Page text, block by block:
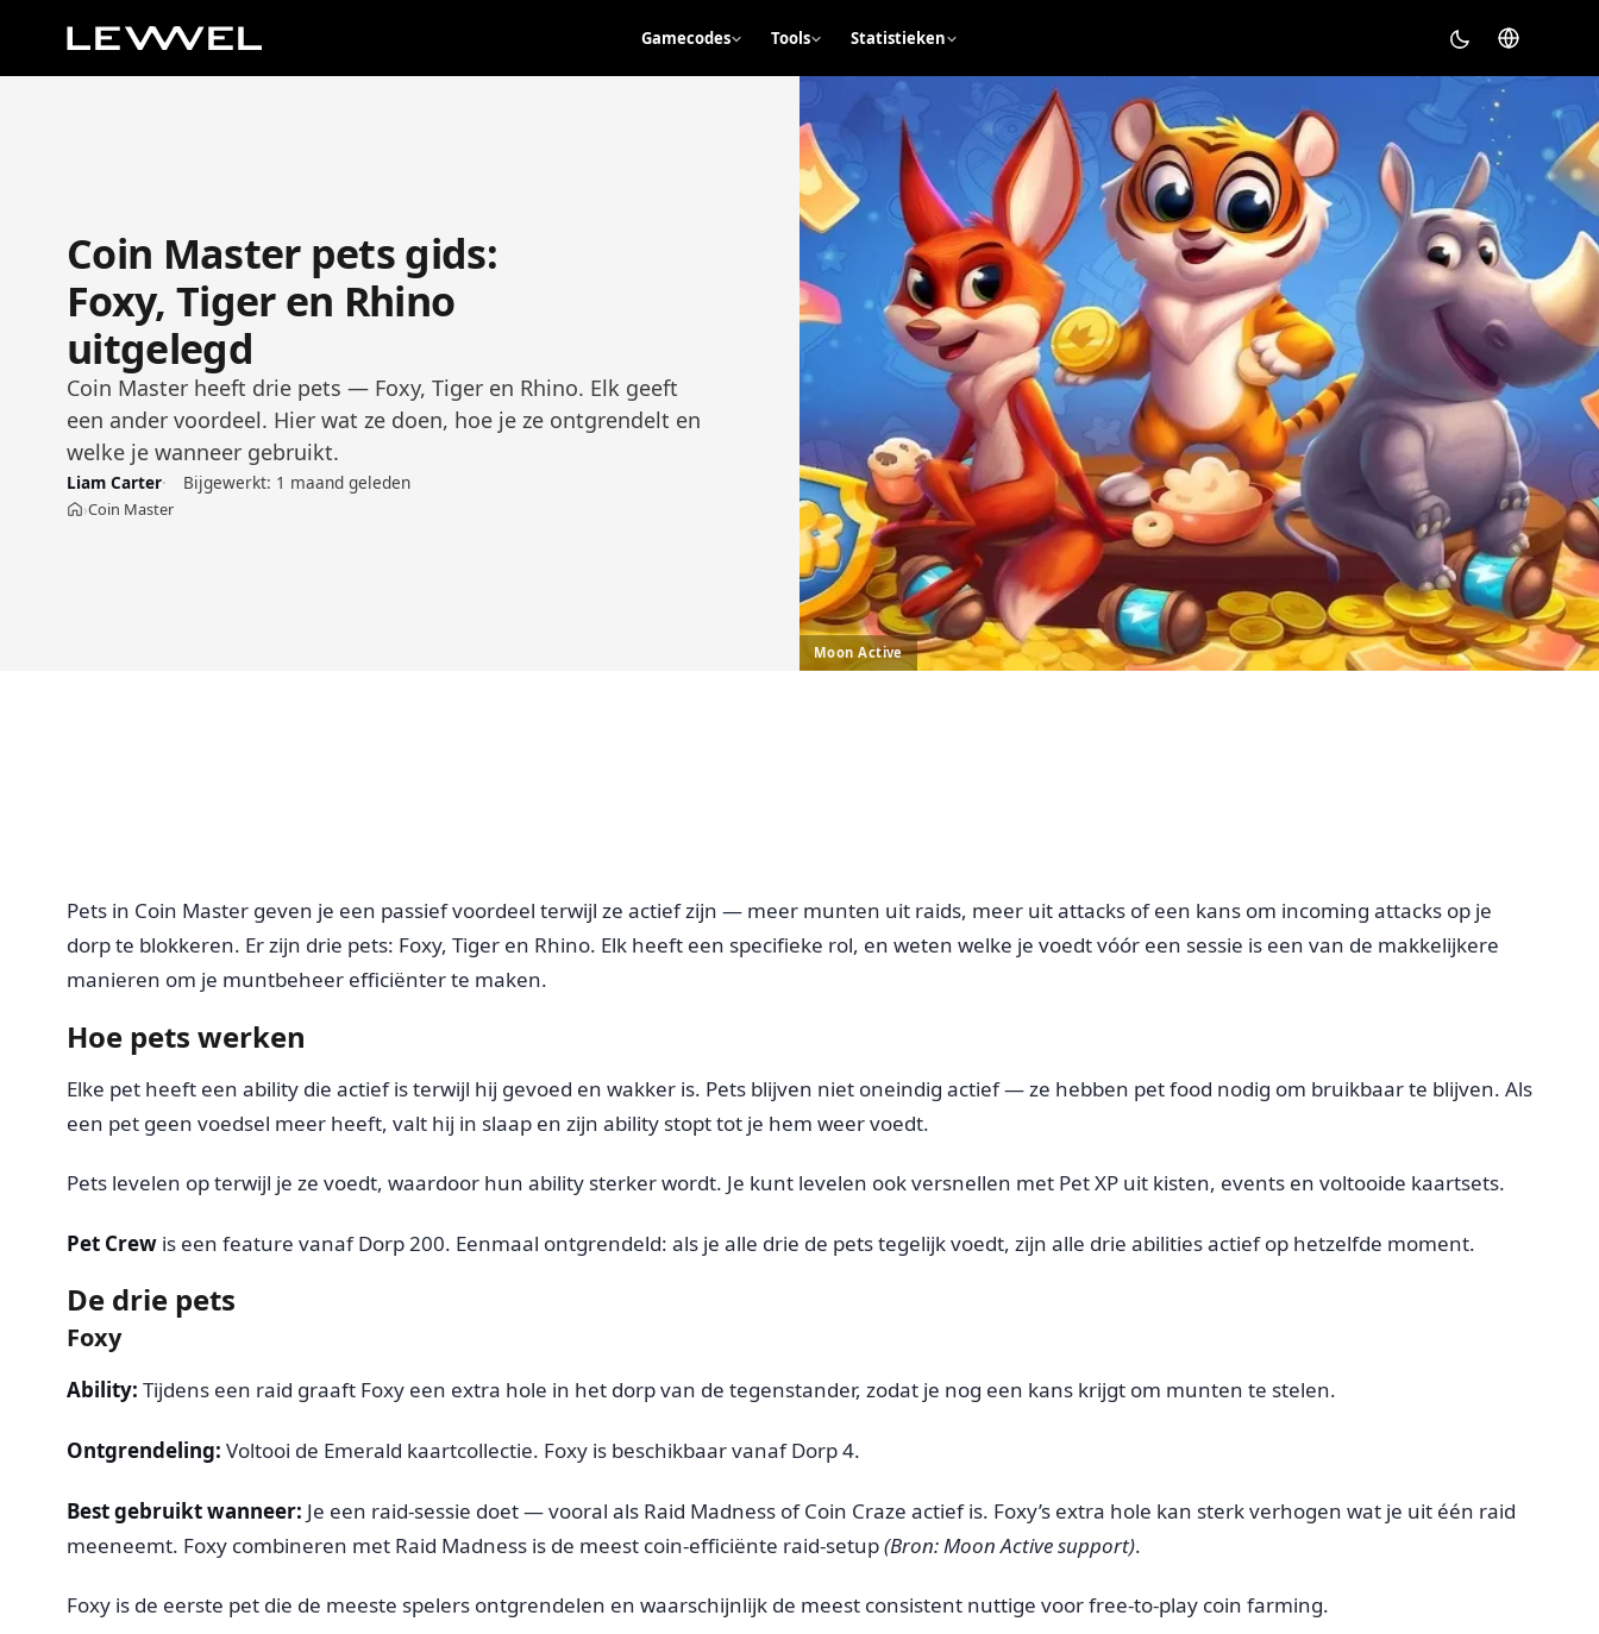
Gamecodes Tools Statistieken
Coin Master pets gids:
Foxy, Tiger en Rhino
uitgelegd
Coin Master heeft drie pets — Foxy, Tiger en Rhino. Elk geeft
een ander voordeel. Hier wat ze doen, hoe je ze ontgrendelt en
welke je wanneer gebruikt.
Liam Carter Bijgewerkt: 1 maand geleden
Home
›Coin Master
Moon Active
Pets in Coin Master geven je een passief voordeel terwijl ze actief zijn — meer munten uit raids, meer uit attacks of een kans om incoming attacks op je
dorp te blokkeren. Er zijn drie pets: Foxy, Tiger en Rhino. Elk heeft een specifieke rol, en weten welke je voedt vóór een sessie is een van de makkelijkere
manieren om je muntbeheer efficiënter te maken.
Hoe pets werken
Elke pet heeft een ability die actief is terwijl hij gevoed en wakker is. Pets blijven niet oneindig actief — ze hebben pet food nodig om bruikbaar te blijven. Als
een pet geen voedsel meer heeft, valt hij in slaap en zijn ability stopt tot je hem weer voedt.
Pets levelen op terwijl je ze voedt, waardoor hun ability sterker wordt. Je kunt levelen ook versnellen met Pet XP uit kisten, events en voltooide kaartsets.
Pet Crew is een feature vanaf Dorp 200. Eenmaal ontgrendeld: als je alle drie de pets tegelijk voedt, zijn alle drie abilities actief op hetzelfde moment.
De drie pets
Foxy
Ability: Tijdens een raid graaft Foxy een extra hole in het dorp van de tegenstander, zodat je nog een kans krijgt om munten te stelen.
Ontgrendeling: Voltooi de Emerald kaartcollectie. Foxy is beschikbaar vanaf Dorp 4.
Best gebruikt wanneer: Je een raid-sessie doet — vooral als Raid Madness of Coin Craze actief is. Foxy’s extra hole kan sterk verhogen wat je uit één raid
meeneemt. Foxy combineren met Raid Madness is de meest coin-efficiënte raid-setup(Bron: Moon Active support).
Foxy is de eerste pet die de meeste spelers ontgrendelen en waarschijnlijk de meest consistent nuttige voor free-to-play coin farming.